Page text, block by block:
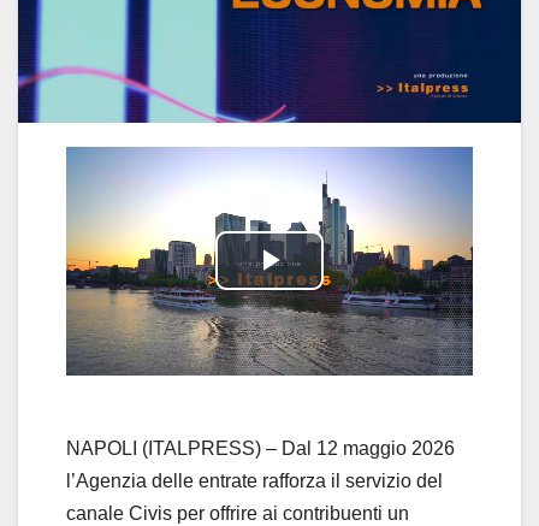
P
l
y
V
NAPOLI (ITALPRESS) – Dal 12 maggio 2026
l’Agenzia delle entrate rafforza il servizio del
canale Civis per offrire ai contribuenti un